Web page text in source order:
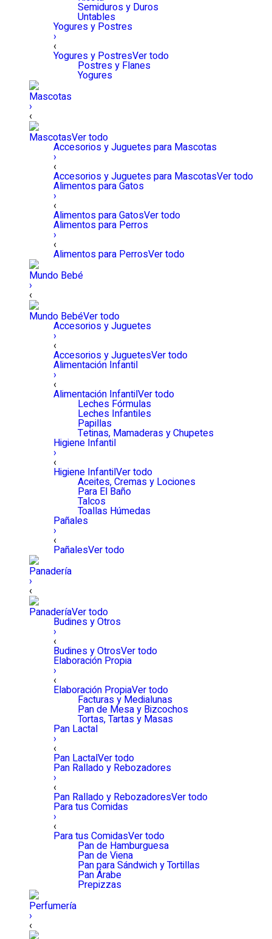
Semiduros y Duros
Untables
Yogures y Postres
›
‹
Yogures y PostresVer todo
Postres y Flanes
Yogures
Mascotas
›
‹
MascotasVer todo
Accesorios y Juguetes para Mascotas
›
‹
Accesorios y Juguetes para MascotasVer todo
Alimentos para Gatos
›
‹
Alimentos para GatosVer todo
Alimentos para Perros
›
‹
Alimentos para PerrosVer todo
Mundo Bebé
›
‹
Mundo BebéVer todo
Accesorios y Juguetes
›
‹
Accesorios y JuguetesVer todo
Alimentación Infantil
›
‹
Alimentación InfantilVer todo
Leches Fórmulas
Leches Infantiles
Papillas
Tetinas, Mamaderas y Chupetes
Higiene Infantil
›
‹
Higiene InfantilVer todo
Aceites, Cremas y Lociones
Para El Baño
Talcos
Toallas Húmedas
Pañales
›
‹
PañalesVer todo
Panadería
›
‹
PanaderíaVer todo
Budines y Otros
›
‹
Budines y OtrosVer todo
Elaboración Propia
›
‹
Elaboración PropiaVer todo
Facturas y Medialunas
Pan de Mesa y Bizcochos
Tortas, Tartas y Masas
Pan Lactal
›
‹
Pan LactalVer todo
Pan Rallado y Rebozadores
›
‹
Pan Rallado y RebozadoresVer todo
Para tus Comidas
›
‹
Para tus ComidasVer todo
Pan de Hamburguesa
Pan de Viena
Pan para Sándwich y Tortillas
Pan Árabe
Prepizzas
Perfumería
›
‹